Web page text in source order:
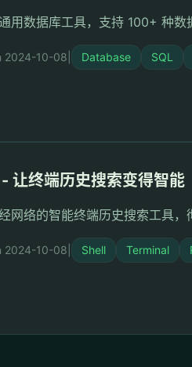
用数据库工具，支持 100+ 种数
2024-10-08 Database SQL
让终端历史搜索变得智能
网络的智能终端历史搜索工具
2024-10-08 Shell Terminal